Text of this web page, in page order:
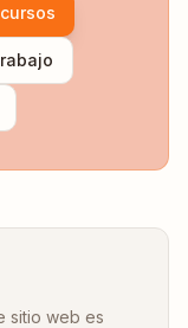
sitio web es